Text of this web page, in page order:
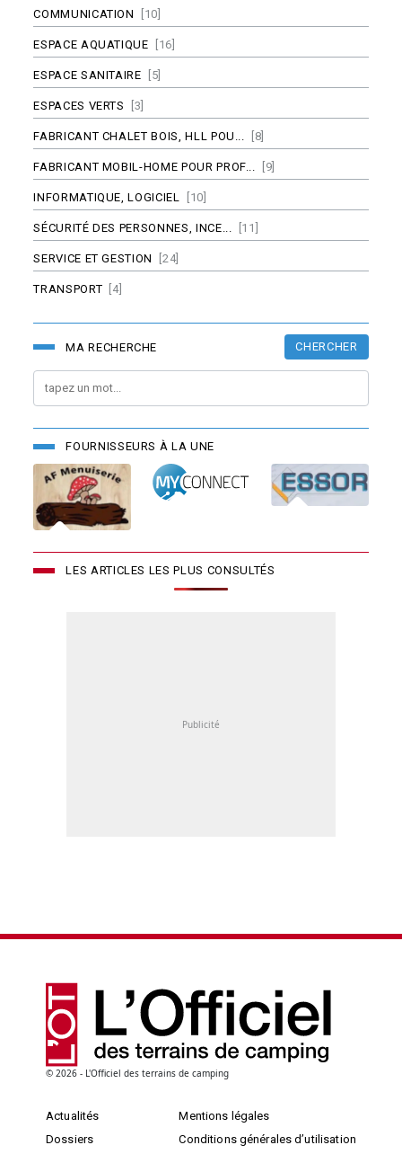
COMMUNICATION [10]
ESPACE AQUATIQUE [16]
ESPACE SANITAIRE [5]
ESPACES VERTS [3]
FABRICANT CHALET BOIS, HLL POU... [8]
FABRICANT MOBIL-HOME POUR PROF... [9]
INFORMATIQUE, LOGICIEL [10]
SÉCURITÉ DES PERSONNES, INCE... [11]
SERVICE ET GESTION [24]
TRANSPORT [4]
MA RECHERCHE CHERCHER
FOURNISSEURS À LA UNE
LES ARTICLES LES PLUS CONSULTÉS
© 2026 - L'Officiel des terrains de camping
Actualités
Dossiers
Mentions légales
Conditions générales d’utilisation